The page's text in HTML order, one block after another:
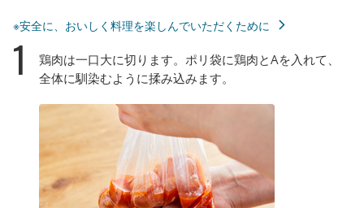
※安全に、おいしく料理を楽しんでいただくために
1
鶏肉は一口大に切ります。ポリ袋に鶏肉とAを入れて、
全体に馴染むように揉み込みます。